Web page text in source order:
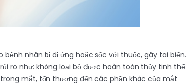
nhân bị dị ứng hoặc sốc với thuốc, gây tai biến.
ro như: không loại bỏ được hoàn toàn thủy tinh thể
mắt, tổn thương đến các phần khác của mắt